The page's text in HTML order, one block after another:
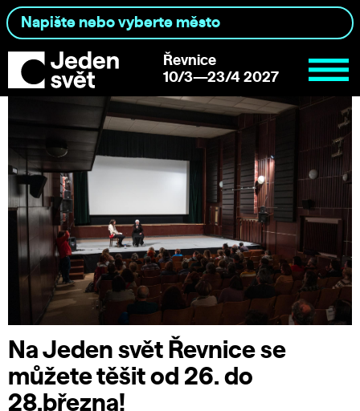
Řevnice
10/3—23/4 2027
Na Jeden svět Řevnice se
můžete těšit od 26. do
28.března!